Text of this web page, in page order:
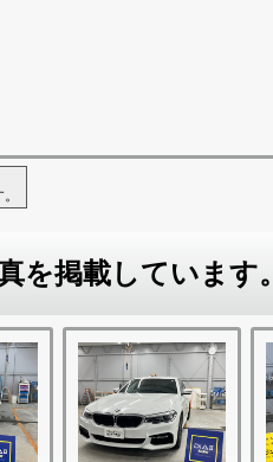
を掲載しています。